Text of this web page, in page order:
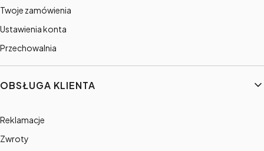
Twoje zamówienia
Ustawienia konta
Przechowalnia
OBSŁUGA KLIENTA
Reklamacje
Zwroty